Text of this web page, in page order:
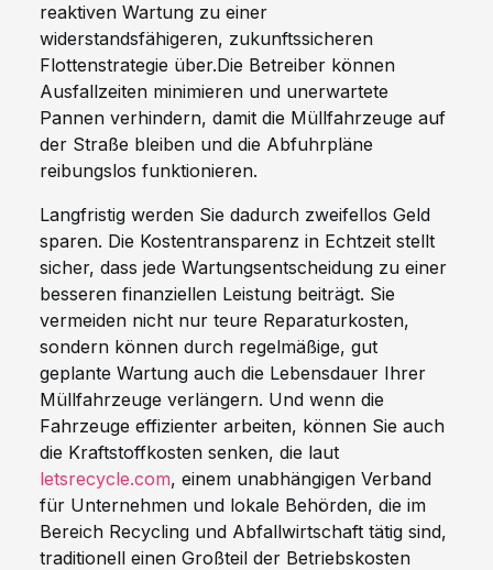
reaktiven Wartung zu einer
widerstandsfähigeren, zukunftssicheren
Flottenstrategie über.Die Betreiber können
Ausfallzeiten minimieren und unerwartete
Pannen verhindern, damit die Müllfahrzeuge auf
der Straße bleiben und die Abfuhrpläne
reibungslos funktionieren.
Langfristig werden Sie dadurch zweifellos Geld
sparen. Die Kostentransparenz in Echtzeit stellt
sicher, dass jede Wartungsentscheidung zu einer
besseren finanziellen Leistung beiträgt. Sie
vermeiden nicht nur teure Reparaturkosten,
sondern können durch regelmäßige, gut
geplante Wartung auch die Lebensdauer Ihrer
Müllfahrzeuge verlängern. Und wenn die
Fahrzeuge effizienter arbeiten, können Sie auch
die Kraftstoffkosten senken, die laut
letsrecycle.com, einem unabhängigen Verband
für Unternehmen und lokale Behörden, die im
Bereich Recycling und Abfallwirtschaft tätig sind,
traditionell einen Großteil der Betriebskosten